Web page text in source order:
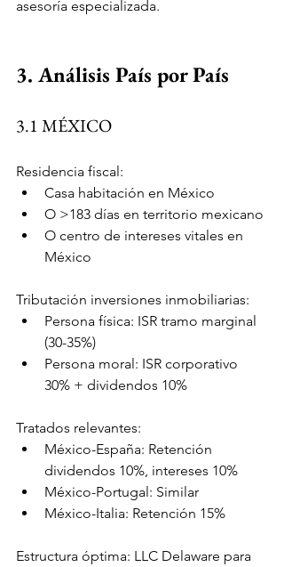
asesoría especializada.
3. Análisis País por País
3.1 MÉXICO
Residencia fiscal:
Casa habitación en México
O >183 días en territorio mexicano
O centro de intereses vitales en
México
Tributación inversiones inmobiliarias:
Persona física: ISR tramo marginal
(30-35%)
Persona moral: ISR corporativo
30% + dividendos 10%
Tratados relevantes:
México-España: Retención
dividendos 10%, intereses 10%
México-Portugal: Similar
México-Italia: Retención 15%
Estructura óptima: LLC Delaware para